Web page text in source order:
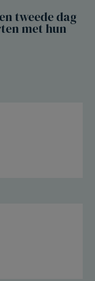
tweede dag
met hun